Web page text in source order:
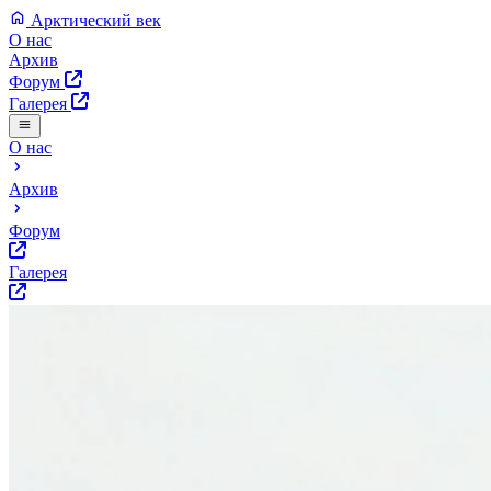
Арктический век
О нас
Архив
Форум
Галерея
О нас
Архив
Форум
Галерея